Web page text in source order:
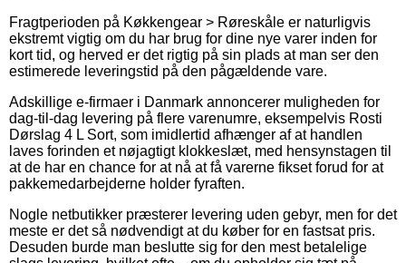
Fragtperioden på Køkkengear > Røreskåle er naturligvis
ekstremt vigtig om du har brug for dine nye varer inden for
kort tid, og herved er det rigtig på sin plads at man ser den
estimerede leveringstid på den pågældende vare.
Adskillige e-firmaer i Danmark annoncerer muligheden for
dag-til-dag levering på flere varenumre, eksempelvis Rosti
Dørslag 4 L Sort, som imidlertid afhænger af at handlen
laves forinden et nøjagtigt klokkeslæt, med hensynstagen til
at de har en chance for at nå at få varerne fikset forud for at
pakkemedarbejderne holder fyraften.
Nogle netbutikker præsterer levering uden gebyr, men for det
meste er det så nødvendigt at du køber for en fastsat pris.
Desuden burde man beslutte sig for den mest betalelige